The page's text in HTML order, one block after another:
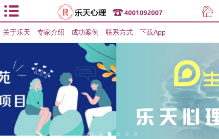
用户登录 用户注册
关于乐天 专家介绍 成功案例 联系方式 下载App